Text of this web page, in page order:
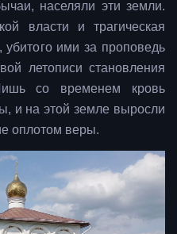
населяли эти земли.
власти и трагическая
убитого ими за проповедь
летописи становления
со временем кровь
и на этой земле выросли
оплотом веры.